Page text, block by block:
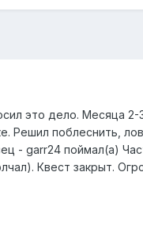
это дело. Месяца 2-
Решил поблеснить,
- garr24 поймал(а)
Квест закрыт.